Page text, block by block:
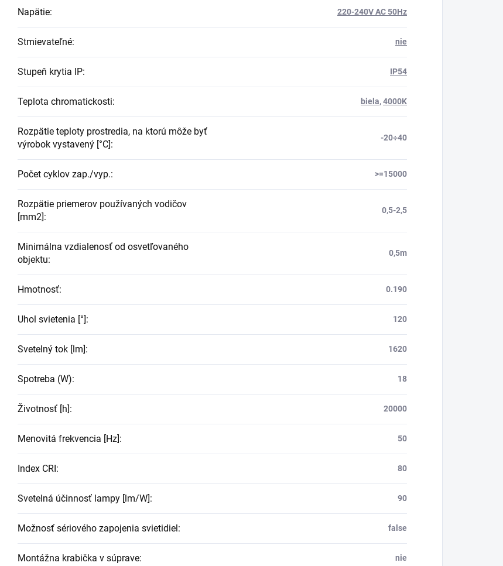
Napätie: 220-240V AC 50Hz
Stmievateľné: nie
Stupeň krytia IP: IP54
Teplota chromatickosti: biela,4000K
Rozpätie teploty prostredia, na ktorú môže byť
výrobok vystavený [°C]:
-20÷40
Počet cyklov zap./vyp.: >=15000
Rozpätie priemerov používaných vodičov
[mm2]:
0,5-2,5
Minimálna vzdialenosť od osvetľovaného
objektu:
0,5m
Hmotnosť: 0.190
Uhol svietenia [°]: 120
Svetelný tok [lm]: 1620
Spotreba (W): 18
Životnosť [h]: 20000
Menovitá frekvencia [Hz]: 50
Index CRI : 80
Svetelná účinnosť lampy [lm/W]: 90
Možnosť sériového zapojenia svietidiel : false
Montážna krabička v súprave: nie